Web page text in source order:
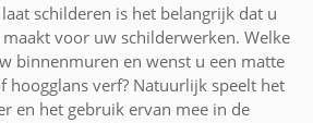
schilderen is het belangrijk dat u
voor uw schilderwerken. Welke
binnenmuren en wenst u een matte
hoogglans verf? Natuurlijk speelt het
en het gebruik ervan mee in de